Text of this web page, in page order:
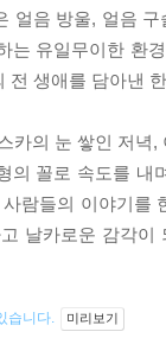
얼음 방울, 얼음
는 유일무이한 환
전 생애를 담아낸
카의 눈 쌓인 저
의 꼴로 속도를
람들의 이야기를
날카로운 감각
습니다. 미리보기